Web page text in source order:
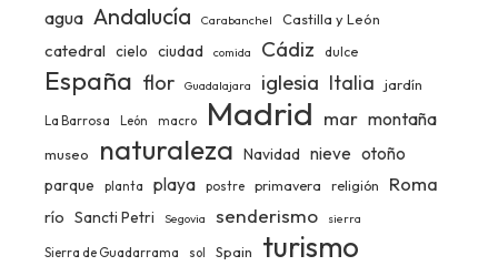
agua Andalucía Carabanchel Castilla y León
catedral cielo ciudad comida Cádiz dulce
España flor Guadalajara iglesia Italia jardín
La Barrosa León macro Madrid mar montaña
museo naturaleza Navidad nieve otoño
parque planta playa postre primavera religión Roma
río Sancti Petri Segovia senderismo sierra
Sierra de Guadarrama sol Spain turismo